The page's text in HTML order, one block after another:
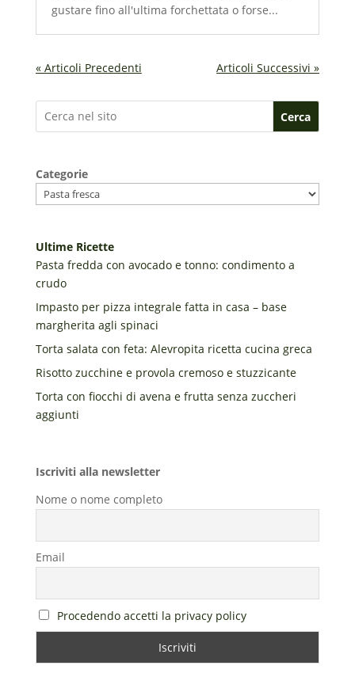
gustare fino all'ultima forchettata o forse...
« Articoli Precedenti Articoli Successivi »
Cerca
Categorie
Ultime Ricette
Pasta fredda con avocado e tonno: condimento a
crudo
Impasto per pizza integrale fatta in casa – base
margherita agli spinaci
Torta salata con feta: Alevropita ricetta cucina greca
Risotto zucchine e provola cremoso e stuzzicante
Torta con fiocchi di avena e frutta senza zuccheri
aggiunti
Iscriviti alla newsletter
Nome o nome completo
Email
Procedendo accetti la privacy policy